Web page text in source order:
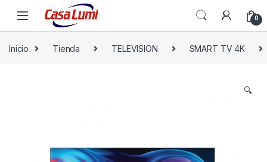
0
Inicio Tienda TELEVISION SMART TV 4K
🔍